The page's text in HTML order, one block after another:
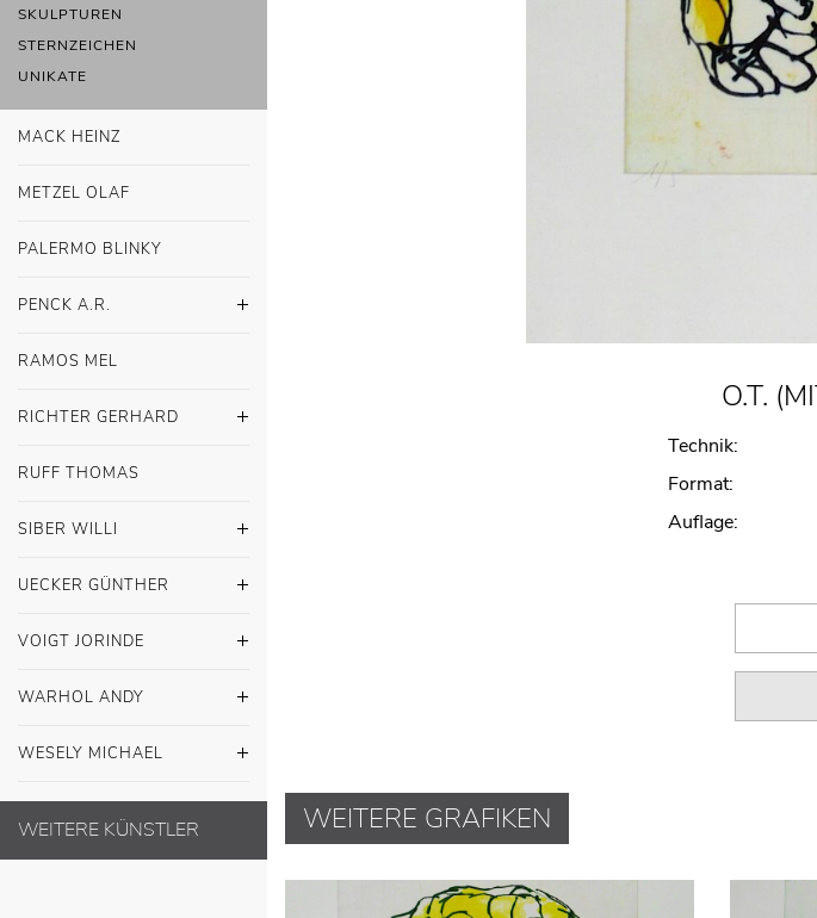
SKULPTUREN
STERNZEICHEN
UNIKATE
MACK HEINZ
METZEL OLAF
PALERMO BLINKY
PENCK A.R.
RAMOS MEL
RICHTER GERHARD
RUFF THOMAS
SIBER WILLI
UECKER GÜNTHER
VOIGT JORINDE
WARHOL ANDY
WESELY MICHAEL
WEITERE KÜNSTLER
O.T.
Technik:
Format:
Auflage:
WEITERE GRAFIKEN